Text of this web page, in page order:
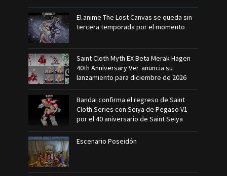
El anime The Lost Canvas se queda sin
tercera temporada por el momento
Saint Cloth Myth EX Beta Merak Hagen
40th Anniversary Ver. anuncia su
lanzamiento para diciembre de 2026
Bandai confirma el regreso de Saint
Cloth Series con Seiya de Pegaso V1
por el 40 aniversario de Saint Seiya
Escenario Poseidón